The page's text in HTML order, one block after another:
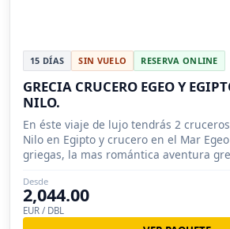
15 DÍAS SIN VUELO RESERVA ONLINE
GRECIA CRUCERO EGEO Y
NILO.
En éste viaje de lujo tendrás 2
Nilo en Egipto y crucero en el Mar
griegas, la mas romántica aventura
Desde
2,044.00
EUR / DBL